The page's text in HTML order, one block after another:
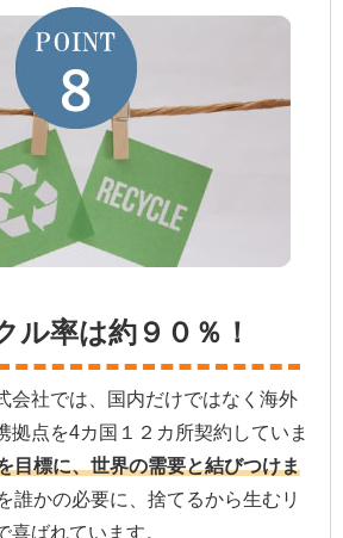
ル率は約９０％！
会社では、国内だけではなく海外
拠点を4カ国１２カ所契約していま
目標に、世界の需要と結びつけま
誰かの必要に、捨てるから生むリ
ばれています。